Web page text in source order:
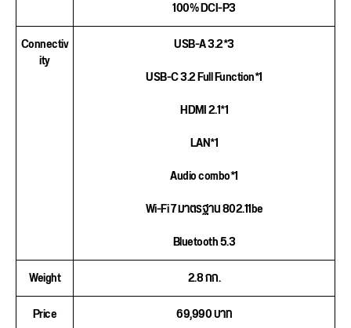
100% DCI-P3
Connectiv
ity
USB-A 3.2*3
USB-C 3.2 Full Function*1
HDMI 2.1*1
LAN*1
Audio combo*1
Wi-Fi 7 มาตรฐาน 802.11be
Bluetooth 5.3
Weight
2.8 กก.
Price
69,990 บาท